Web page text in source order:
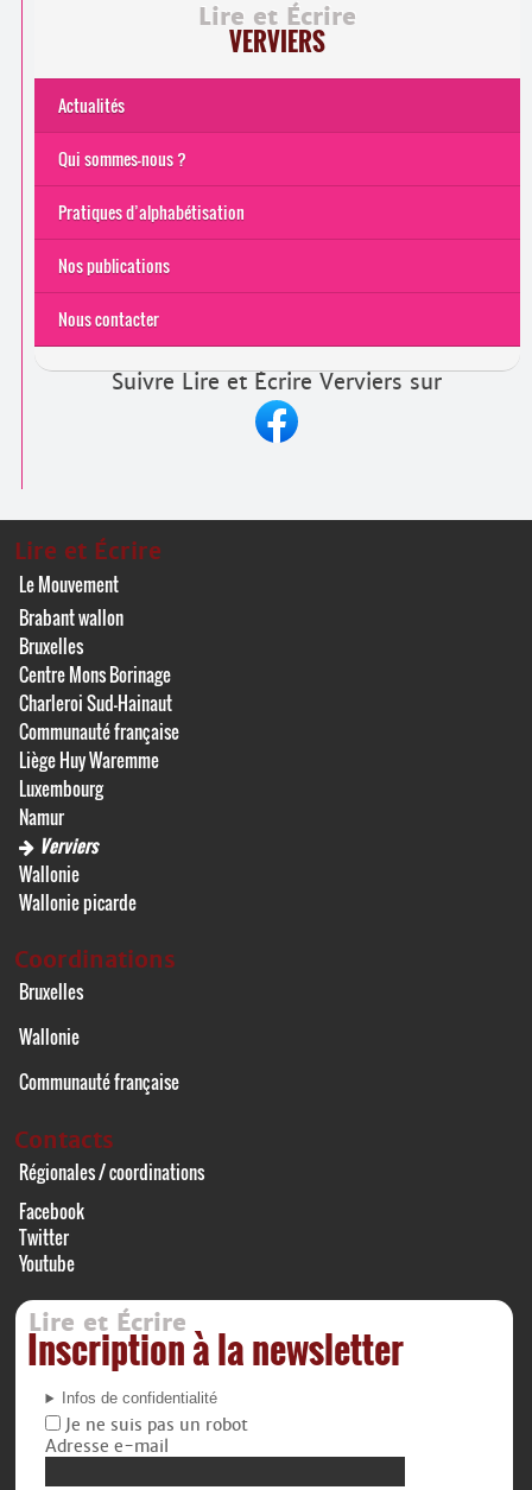
Lire et Écrire
VERVIERS
Actualités
Qui sommes-nous ?
Pratiques d’alphabétisation
Nos publications
Nous contacter
Suivre Lire et Écrire Verviers sur
Lire et Écrire
Le Mouvement
Brabant wallon
Bruxelles
Centre Mons Borinage
Charleroi Sud-Hainaut
Communauté française
Liège Huy Waremme
Luxembourg
Namur
Verviers
Wallonie
Wallonie picarde
Coordinations
Bruxelles
Wallonie
Communauté française
Contacts
Régionales / coordinations
Facebook
Twitter
Youtube
Lire et Écrire
Inscription à la newsletter
Infos de confidentialité
Je ne suis pas un robot
Adresse e-mail